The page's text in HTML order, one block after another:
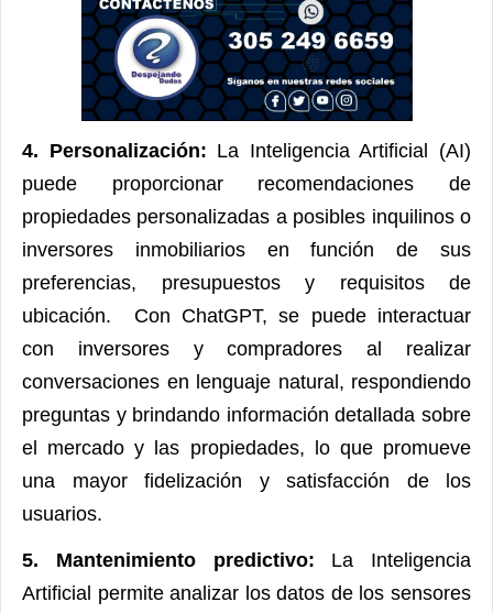
4. Personalización: La Inteligencia Artificial (AI)
puede proporcionar recomendaciones de
propiedades personalizadas a posibles inquilinos o
inversores inmobiliarios en función de sus
preferencias, presupuestos y requisitos de
ubicación. Con ChatGPT, se puede interactuar
con inversores y compradores al realizar
conversaciones en lenguaje natural, respondiendo
preguntas y brindando información detallada sobre
el mercado y las propiedades, lo que promueve
una mayor fidelización y satisfacción de los
usuarios.
5. Mantenimiento predictivo: La Inteligencia
Artificial permite analizar los datos de los sensores